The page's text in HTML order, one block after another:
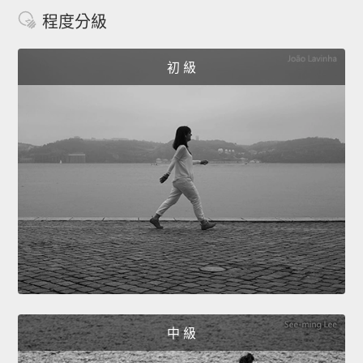
程度分級
初 級
中 級